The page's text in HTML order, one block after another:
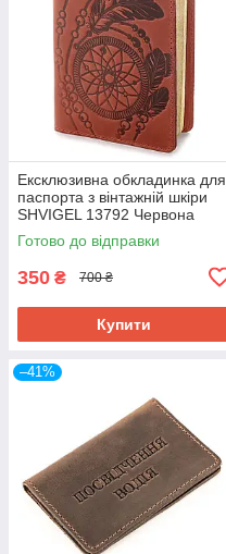
Ексклюзивна обкладинка для
паспорта з вінтажній шкіри
SHVIGEL 13792 Червона
Готово до відправки
350 ₴ 700 ₴
Купити
–41%